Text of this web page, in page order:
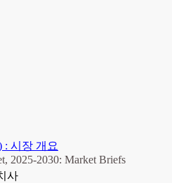
: 시장 개요
2025-2030: Market Briefs
사